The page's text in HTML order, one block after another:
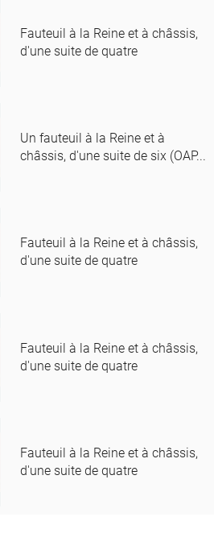
Fauteuil à la Reine et à châssis,
d'une suite de quatre
Un fauteuil à la Reine et à
châssis, d'une suite de six (OAP...
Fauteuil à la Reine et à châssis,
d'une suite de quatre
Fauteuil à la Reine et à châssis,
d'une suite de quatre
Fauteuil à la Reine et à châssis,
d'une suite de quatre